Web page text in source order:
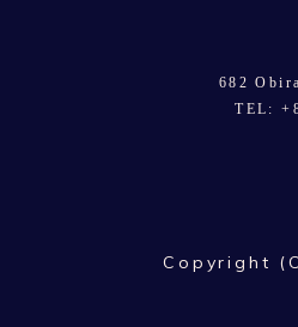
682
TEL:
Copyright